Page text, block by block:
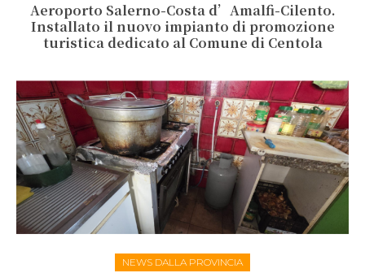
Aeroporto Salerno-Costa d’Amalfi-Cilento.
Installato il nuovo impianto di promozione
turistica dedicato al Comune di Centola
NEWS DALLA PROVINCIA